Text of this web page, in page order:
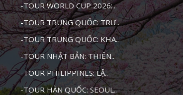
-TOUR WORLD CUP 2026:..
-TOUR TRUNG QUỐC: TRƯ..
-TOUR TRUNG QUỐC: KHA..
-TOUR NHẬT BẢN: THIÊN..
-TOUR PHILIPPINES: LẶ..
-TOUR HÀN QUỐC: SEOUL..